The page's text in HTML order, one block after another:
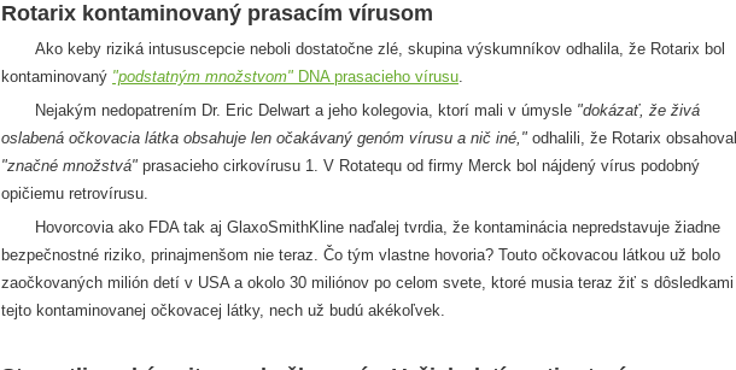
Rotarix kontaminovaný prasacím vírusom
Ako keby riziká intususcepcie neboli dostatočne zlé, skupina výskumníkov odhalila, že Rotarix bol
kontaminovaný "podstatným množstvom" DNA prasacieho vírusu.
Nejakým nedopatrením Dr. Eric Delwart a jeho kolegovia, ktorí mali v úmysle "dokázať, že živá
oslabená očkovacia látka obsahuje len očakávaný genóm vírusu a nič iné," odhalili, že Rotarix obsahoval
"značné množstvá" prasacieho cirkovírusu 1. V Rotatequ od firmy Merck bol nájdený vírus podobný
opičiemu retrovírusu.
Hovorcovia ako FDA tak aj GlaxoSmithKline naďalej tvrdia, že kontaminácia nepredstavuje žiadne
bezpečnostné riziko, prinajmenšom nie teraz. Čo tým vlastne hovoria? Touto očkovacou látkou už bolo
zaočkovaných milión detí v USA a okolo 30 miliónov po celom svete, ktoré musia teraz žiť s dôsledkami
tejto kontaminovanej očkovacej látky, nech už budú akékoľvek.